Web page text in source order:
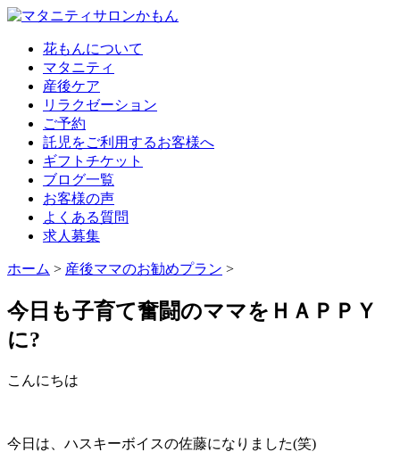
花もんについて
マタニティ
産後ケア
リラクゼーション
ご予約
託児をご利用するお客様へ
ギフトチケット
ブログ一覧
お客様の声
よくある質問
求人募集
ホーム > 産後ママのお勧めプラン >
今日も子育て奮闘のママをＨＡＰＰＹ
に?
こんにちは
今日は、ハスキーボイスの佐藤になりました(笑)